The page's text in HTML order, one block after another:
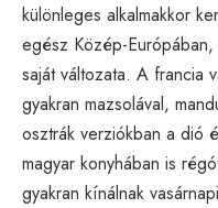
különleges alkalmakkor
egész Közép-
saját változata. A francia
gyakran mazsolával,
osztrák verziókban a dió
magyar konyhában is
gyakran kínálnak